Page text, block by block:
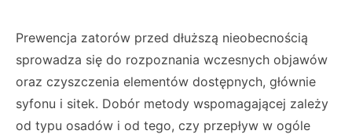
Prewencja zatorów przed dłuższą nieobecnością
sprowadza się do rozpoznania wczesnych objawów
oraz czyszczenia elementów dostępnych, głównie
syfonu i sitek. Dobór metody wspomagającej zależy
od typu osadów i od tego, czy przepływ w ogóle